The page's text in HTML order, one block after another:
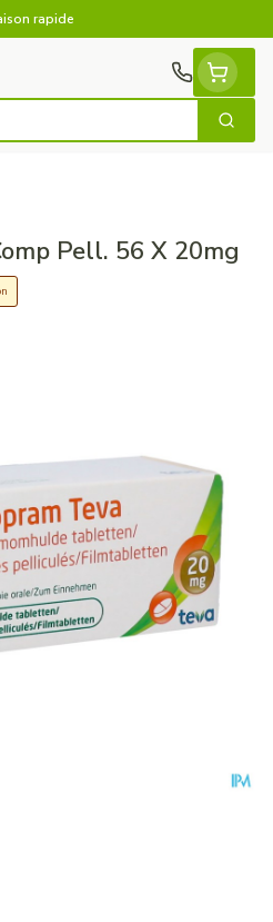
rapide
Pell. 56 X 20mg